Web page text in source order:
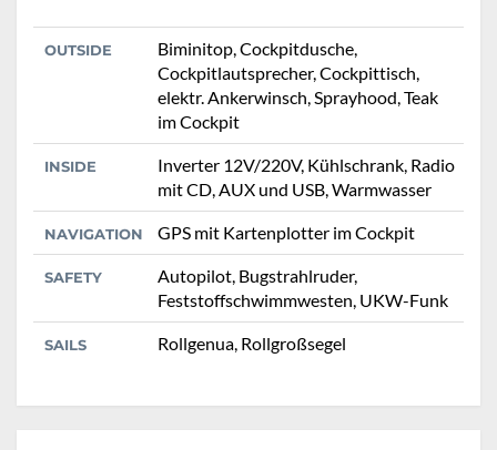
OUTSIDE
Biminitop, Cockpitdusche,
Cockpitlautsprecher, Cockpittisch,
elektr. Ankerwinsch, Sprayhood, Teak
im Cockpit
INSIDE
Inverter 12V/220V, Kühlschrank, Radio
mit CD, AUX und USB, Warmwasser
NAVIGATION GPS mit Kartenplotter im Cockpit
SAFETY
Autopilot, Bugstrahlruder,
Feststoffschwimmwesten, UKW-Funk
SAILS Rollgenua, Rollgroßsegel